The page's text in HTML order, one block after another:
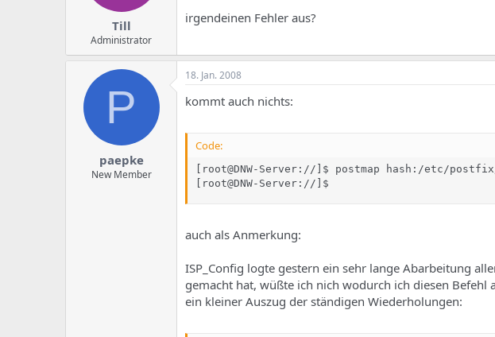
Till
Administrator
irgendeinen Fehler aus?
P
paepke
New Member
18. Jan. 2008
kommt auch nichts:
Code:
[root@DNW-Server://]$ postmap hash:/etc/
[root@DNW-Server://]$
auch als Anmerkung:
ISP_Config logte gestern ein sehr lange Abarbeitung
gemacht hat, wüßte ich nich wodurch ich diesen Befehl
ein kleiner Auszug der ständigen Wiederholungen: